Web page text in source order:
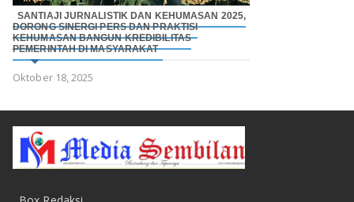
SANTIAJI JURNALISTIK DAN KEHUMASAN 2025,
DORONG SINERGI PERS DAN PRAKTISI
KEHUMASAN BANGUN KREDIBILITAS
PEMERINTAH DI MASYARAKAT
Oktober 18, 2025